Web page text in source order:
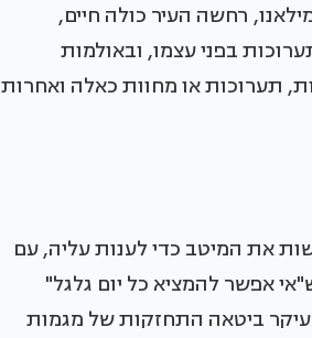
רחשה העיר כולה חיים,
בפני עצמו, ובאולמות
תערוכות או מחוות כאלה ואחרות
את המיטב כדי לענות עליה, עם
אפשר להמציא כל יום גלגל"
מהפכה, כי אם בעיקר ביטאה התחזקות של מגמות